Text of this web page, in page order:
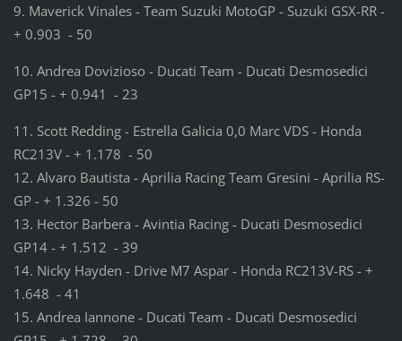
9. Maverick Vinales - Team Suzuki MotoGP - Suzuki GSX-RR -
+ 0.903 - 50
10. Andrea Dovizioso - Ducati Team - Ducati Desmosedici
GP15 - + 0.941 - 23
11. Scott Redding - Estrella Galicia 0,0 Marc VDS - Honda
RC213V - + 1.178 - 50
12. Alvaro Bautista - Aprilia Racing Team Gresini - Aprilia RS-
GP - + 1.326 - 50
13. Hector Barbera - Avintia Racing - Ducati Desmosedici
GP14 - + 1.512 - 39
14. Nicky Hayden - Drive M7 Aspar - Honda RC213V-RS - +
1.648 - 41
15. Andrea Iannone - Ducati Team - Ducati Desmosedici